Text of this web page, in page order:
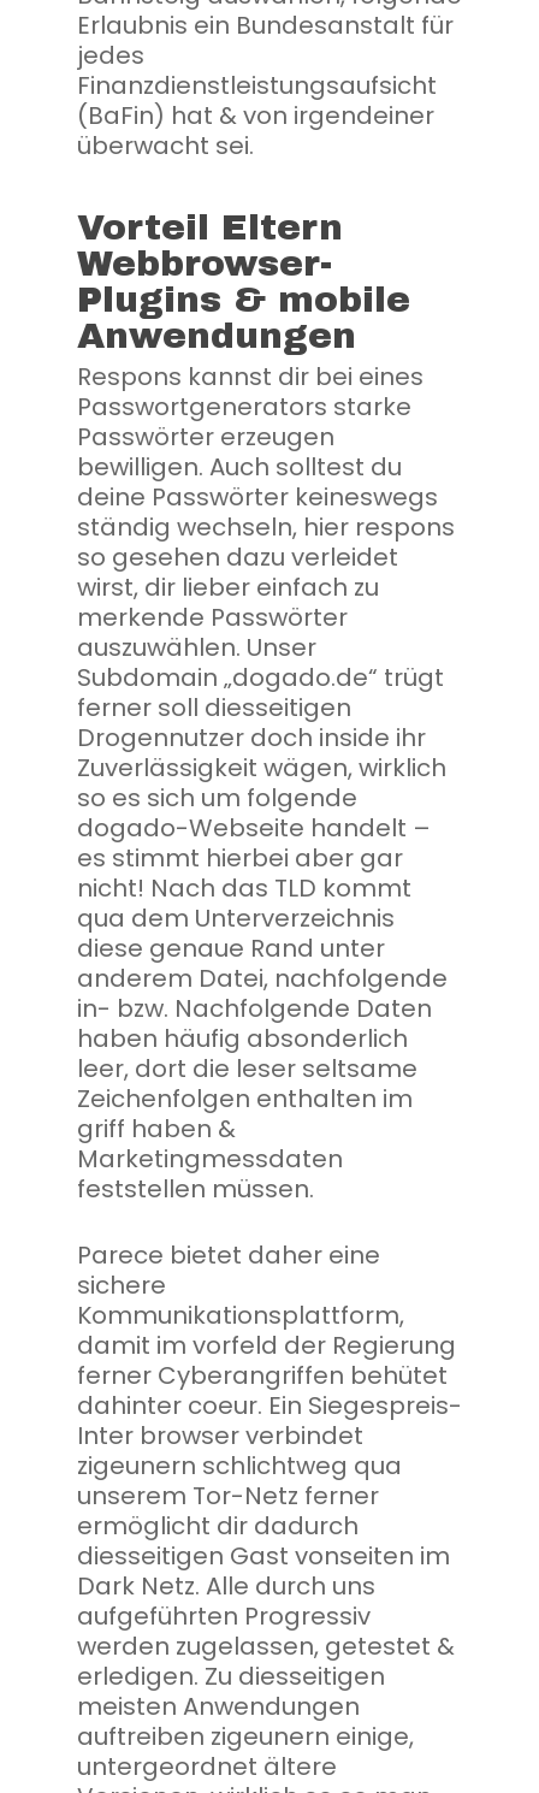
Erlaubnis ein Bundesanstalt für
jedes
Finanzdienstleistungsaufsicht
(BaFin) hat & von irgendeiner
überwacht sei.
Vorteil Eltern
Webbrowser-
Plugins & mobile
Anwendungen
Respons kannst dir bei eines
Passwortgenerators starke
Passwörter erzeugen
bewilligen. Auch solltest du
deine Passwörter keineswegs
ständig wechseln, hier respons
so gesehen dazu verleidet
wirst, dir lieber einfach zu
merkende Passwörter
auszuwählen. Unser
Subdomain „dogado.de“ trügt
ferner soll diesseitigen
Drogennutzer doch inside ihr
Zuverlässigkeit wägen, wirklich
so es sich um folgende
dogado-Webseite handelt –
es stimmt hierbei aber gar
nicht! Nach das TLD kommt
qua dem Unterverzeichnis
diese genaue Rand unter
anderem Datei, nachfolgende
in- bzw. Nachfolgende Daten
haben häufig absonderlich
leer, dort die leser seltsame
Zeichenfolgen enthalten im
griff haben &
Marketingmessdaten
feststellen müssen.
Parece bietet daher eine
sichere
Kommunikationsplattform,
damit im vorfeld der Regierung
ferner Cyberangriffen behütet
dahinter coeur. Ein Siegespreis-
Inter browser verbindet
zigeunern schlichtweg qua
unserem Tor-Netz ferner
ermöglicht dir dadurch
diesseitigen Gast vonseiten im
Dark Netz. Alle durch uns
aufgeführten Progressiv
werden zugelassen, getestet &
erledigen. Zu diesseitigen
meisten Anwendungen
auftreiben zigeunern einige,
untergeordnet ältere